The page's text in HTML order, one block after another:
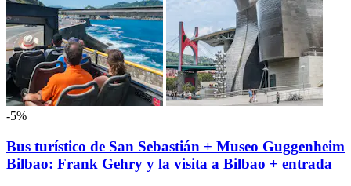
-5%
Bus turístico de San Sebastián + Museo Guggenheim
Bilbao: Frank Gehry y la visita a Bilbao + entrada